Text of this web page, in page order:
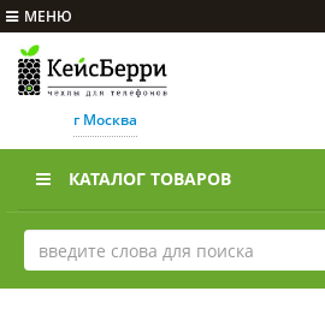
МЕНЮ
г Москва
КАТАЛОГ ТОВАРОВ